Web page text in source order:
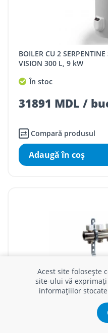
BOILER CU 2 SERPENTINE SI REZISTENTA ELECTRICA,
VISION 300 L, 9 kW
În stoc
31891 MDL /
Compară produsul
Adaugă în coş
Acest site folosește
site-ului vă
informațiilor stocate